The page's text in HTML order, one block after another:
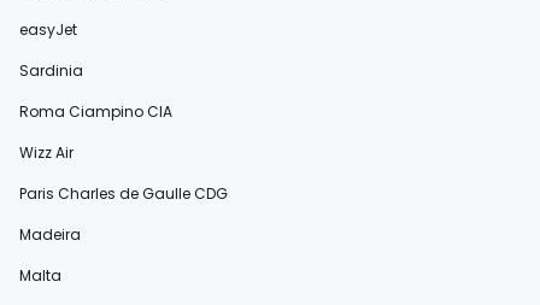
easyJet
Sardinia
Roma Ciampino CIA
Wizz Air
Paris Charles de Gaulle CDG
Madeira
Malta